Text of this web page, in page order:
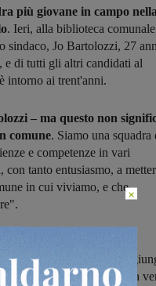
più giovane in campo
. Ieri, alla biblioteca
sindaco, Jo Bartolozzi, 27
e di tutti gli altri candidati al
intorno ai trent'anni.
– ma questo non
comune. Siamo una squadra
e competenze in vari
con tanto entusiasmo, a
in cui viviamo, e che
per Reggello:
in questa direzione",
nel corso della serata, una
×